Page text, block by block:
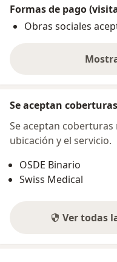
Formas de pago
Obras sociales
Se aceptan
Se aceptan
ubicación y el servicio.
OSDE Binario
Swiss Medical
Ver todas